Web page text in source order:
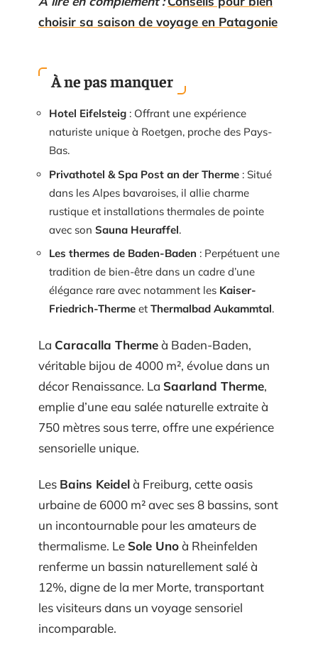
choisir sa saison de voyage en Patagonie
À ne pas manquer
Hotel Eifelsteig : Offrant une expérience
naturiste unique à Roetgen, proche des Pays-
Bas.
Privathotel & Spa Post an der Therme : Situé
dans les Alpes bavaroises, il allie charme
rustique et installations thermales de pointe
avec son Sauna Heuraffel.
Les thermes de Baden-Baden : Perpétuent une
tradition de bien-être dans un cadre d’une
élégance rare avec notamment les Kaiser-
Friedrich-Therme et Thermalbad Aukammtal.
La Caracalla Thermeà Baden-Baden,
véritable bijou de 4000 m², évolue dans un
décor Renaissance. La Saarland Therme,
emplie d’une eau salée naturelle extraite à
750 mètres sous terre, offre une expérience
sensorielle unique.
Les Bains Keidelà Freiburg, cette oasis
urbaine de 6000 m² avec ses 8 bassins, sont
un incontournable pour les amateurs de
thermalisme. Le Sole Unoà Rheinfelden
renferme un bassin naturellement salé à
12%, digne de la mer Morte, transportant
les visiteurs dans un voyage sensoriel
incomparable.